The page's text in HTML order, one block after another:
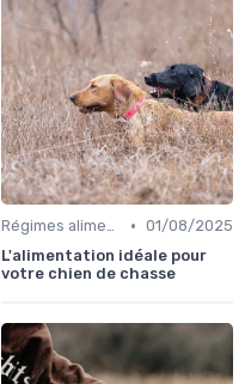
Régimes alimentaires spécifiques • 01/08/2025
L'alimentation idéale pour
votre chien de chasse